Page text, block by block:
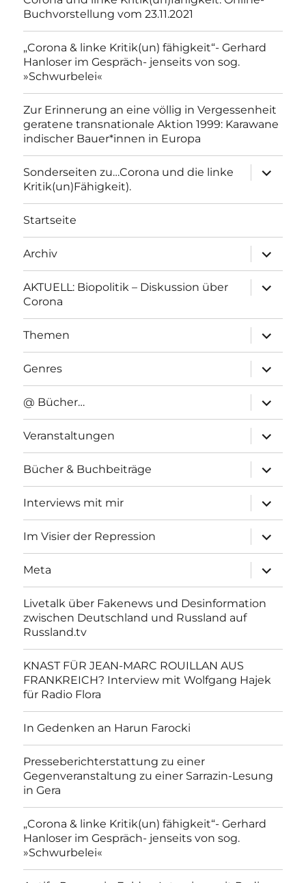
Buchvorstellung vom 23.11.2021
„Corona & linke Kritik(un) fähigkeit“- Gerhard
Hanloser im Gespräch- jenseits von sog.
»Schwurbelei«
Zur Erinnerung an eine völlig in Vergessenheit
geratene transnationale Aktion 1999: Karawane
indischer Bauer*innen in Europa
Sonderseiten zu…Corona und die linke
Kritik(un)Fähigkeit).
anzeigen
Startseite
Archiv
anzeigen
AKTUELL: Biopolitik – Diskussion über
Corona
anzeigen
Themen
anzeigen
Genres
anzeigen
@ Bücher…
anzeigen
Veranstaltungen
anzeigen
Bücher & Buchbeiträge
anzeigen
Interviews mit mir
anzeigen
Im Visier der Repression
anzeigen
Meta
anzeigen
Livetalk über Fakenews und Desinformation
zwischen Deutschland und Russland auf
Russland.tv
KNAST FÜR JEAN-MARC ROUILLAN AUS
FRANKREICH? Interview mit Wolfgang Hajek
für Radio Flora
In Gedenken an Harun Farocki
Presseberichterstattung zu einer
Gegenveranstaltung zu einer Sarrazin-Lesung
in Gera
„Corona & linke Kritik(un) fähigkeit“- Gerhard
Hanloser im Gespräch- jenseits von sog.
»Schwurbelei«